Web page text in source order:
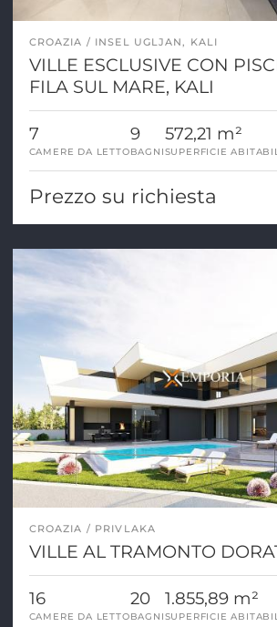
CROAZIA INSEL UGLJAN, KALI
VILLE ESCLUSIVE CON
FILA SUL MARE, KALI
7
CAMERE DA LETTO
9
BAGNI
572,21 m²
SUPERFICIE
Prezzo su richiesta
CROAZIA PRIVLAKA
VILLE AL TRAMONTO
16
CAMERE DA LETTO
20
BAGNI
1.855,89 m²
SUPERFICIE